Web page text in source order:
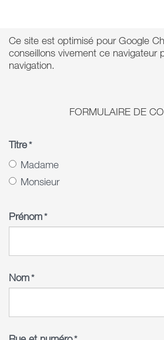
Ce site est optimisé pour Google
conseillons vivement ce navigateur
navigation.
FORMULAIRE DE
Titre*
Madame
Monsieur
Prénom*
Nom*